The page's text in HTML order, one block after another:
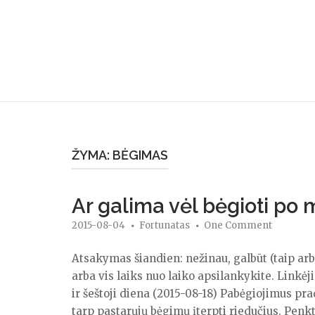
ŽYMA: BĖGIMAS
Ar galima vėl bėgioti po
2015-08-04 Fortunatas One Comment
Atsakymas šiandien: nežinau, galbūt (taip
arba vis laiks nuo laiko apsilankykite.
ir šeštoji diena (2015-08-18) Pabėgiojimus
tarp pastarųjų bėgimų įterpti riedučius.